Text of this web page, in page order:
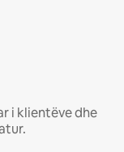
i klientëve dhe